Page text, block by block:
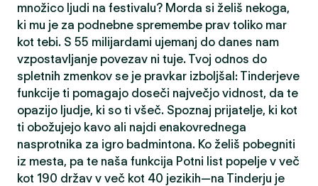
množico ljudi na festivalu? Morda si želiš nekoga,
ki mu je za podnebne spremembe prav toliko mar
kot tebi. S 55 milijardami ujemanj do danes nam
vzpostavljanje povezav ni tuje. Tvoj odnos do
spletnih zmenkov se je pravkar izboljšal: Tinderjeve
funkcije ti pomagajo doseči največjo vidnost, da te
opazijo ljudje, ki so ti všeč. Spoznaj prijatelje, ki kot
ti obožujejo kavo ali najdi enakovrednega
nasprotnika za igro badmintona. Ko želiš pobegniti
iz mesta, pa te naša funkcija Potni list popelje v več
kot 190 držav v več kot 40 jezikih—na Tinderju je